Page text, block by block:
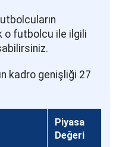
o futbolcu ile ilgili
kadro genişliği 27
Piyasa
Değeri